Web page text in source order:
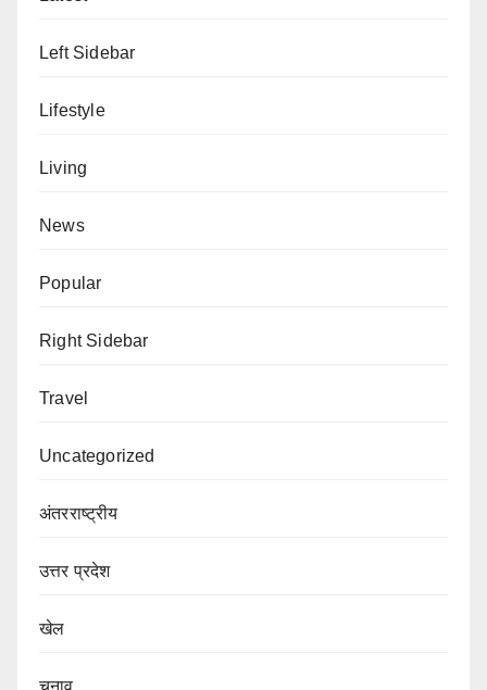
Left Sidebar
Lifestyle
Living
News
Popular
Right Sidebar
Travel
Uncategorized
अंतरराष्ट्रीय
उत्तर प्रदेश
खेल
चुनाव